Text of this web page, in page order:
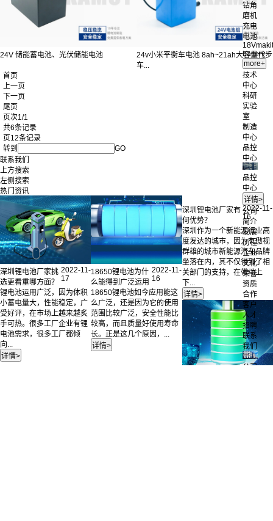
钻角
磨机
充电
电池
battery
技术
中心
科研
实验
室
制造
中心
品控
中心
品控
中心
公司
简介
发展
历程
企业
文化
荣誉
资质
合作
客户
人才
招聘
联系
我们
公司
24V 储能蓄电池、光伏储能电池
24v小米平衡车电池 8ah~21ah大容量代步
车...
首页
上一页
下一页
尾页
页次1/1
共6条记录
页12条记录
转到
GO
联系我们
上方搜索
左侧搜索
热门资讯
深圳锂电池厂家挑
选更看重哪方面？
2022-11-
17
锂电池运用广泛，因为体积
小蓄电量大，性能稳定，广
受好评，在市场上越来越炙
手可热。很多工厂企业有锂
电池需求，很多工厂都倾
向...
18650锂电池为什
么能得到广泛运用
2022-11-
16
18650锂电池如今应用能这
么广泛，还是因为它的使用
范围比较广泛，安全性能比
较高，而且质量好使用寿命
长。正是这几个原因，...
深圳锂电池厂家有
何优势？
2022-11-
16
深圳作为一个新能源行业高
度发达的城市，因为有傲视
群雄的城市新能源汽车品牌
坐落在内，其不仅得到了相
关部门的支持，在带动上
下...